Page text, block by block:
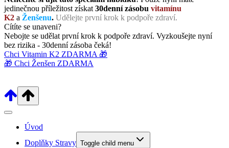
jedinečnou příležitost získat30denní zásobu vitamínu
K2 a Ženšenu. Udělejte první krok k podpoře zdraví.
Cítíte se unaveni?
Nebojte se udělat první krok k podpoře zdraví. Vyzkoušejte nyní
bez rizika - 30denní zásoba čeká!
Chci Vitamin K2 ZDARMA 🎁
🎁 Chci Ženšen ZDARMA
Úvod
Doplňky Stravy Toggle child menu